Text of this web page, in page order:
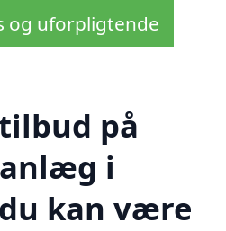
og uforpligtende
på
i
kan være